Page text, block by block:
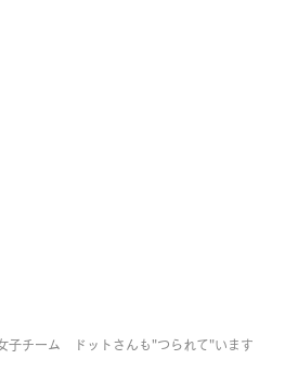
子チーム　ドットさんも"つられて"います